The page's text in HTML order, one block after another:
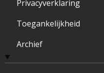
Privacyverklaring
Toegankelijkheid
Archief